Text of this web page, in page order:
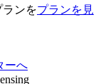
ンをプランを見
ーへ